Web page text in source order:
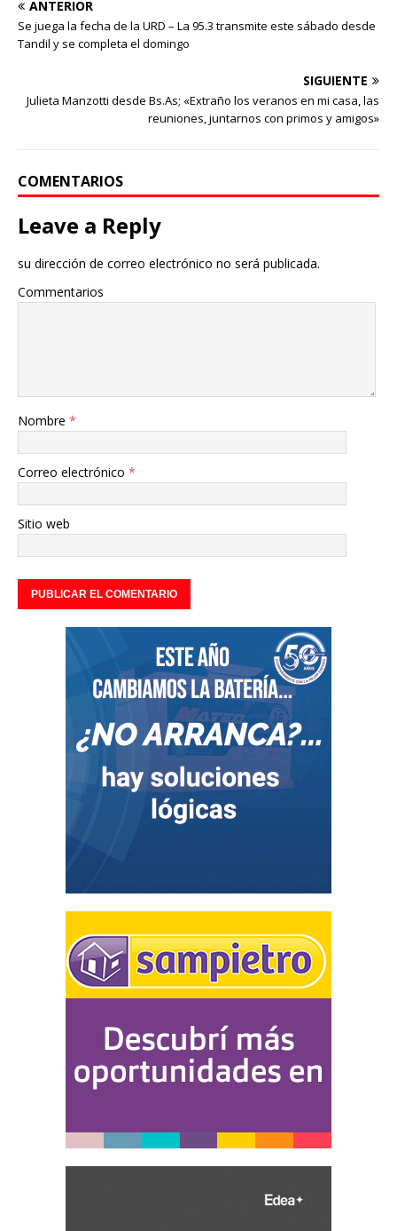
ANTERIOR
Se juega la fecha de la URD – La 95.3 transmite este sábado desde
Tandil y se completa el domingo
SIGUIENTE
Julieta Manzotti desde Bs.As; «Extraño los veranos en mi casa, las
reuniones, juntarnos con primos y amigos»
COMENTARIOS
Leave a Reply
su dirección de correo electrónico no será publicada.
Commentarios
Nombre *
Correo electrónico *
Sitio web